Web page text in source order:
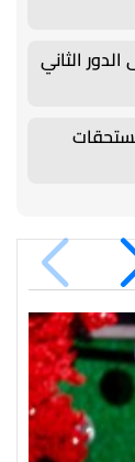
إلى الدور الثاني